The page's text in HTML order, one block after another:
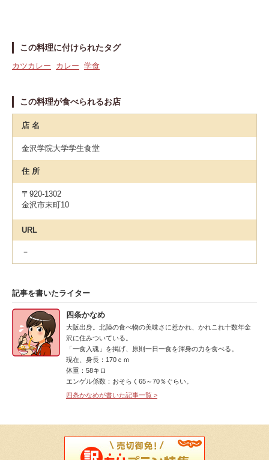
この料理に付けられたタグ
カツカレー カレー 学食
この料理が食べられるお店
店 名
金沢学院大学学生食堂
住 所
〒920-1302
金沢市末町10
URL
－
記事を書いたライター
四条かなめ
大阪出身。北陸の食べ物の美味さに惹かれ、かれこれ十数年金
沢に住みついている。
「一食入魂」を掲げ、原則一日一食を渾身の力を食べる。
現在、身長：170ｃｍ
体重：58キロ
エンゲル係数：おそらく65～70％ぐらい。
四条かなめが書いた記事一覧 >